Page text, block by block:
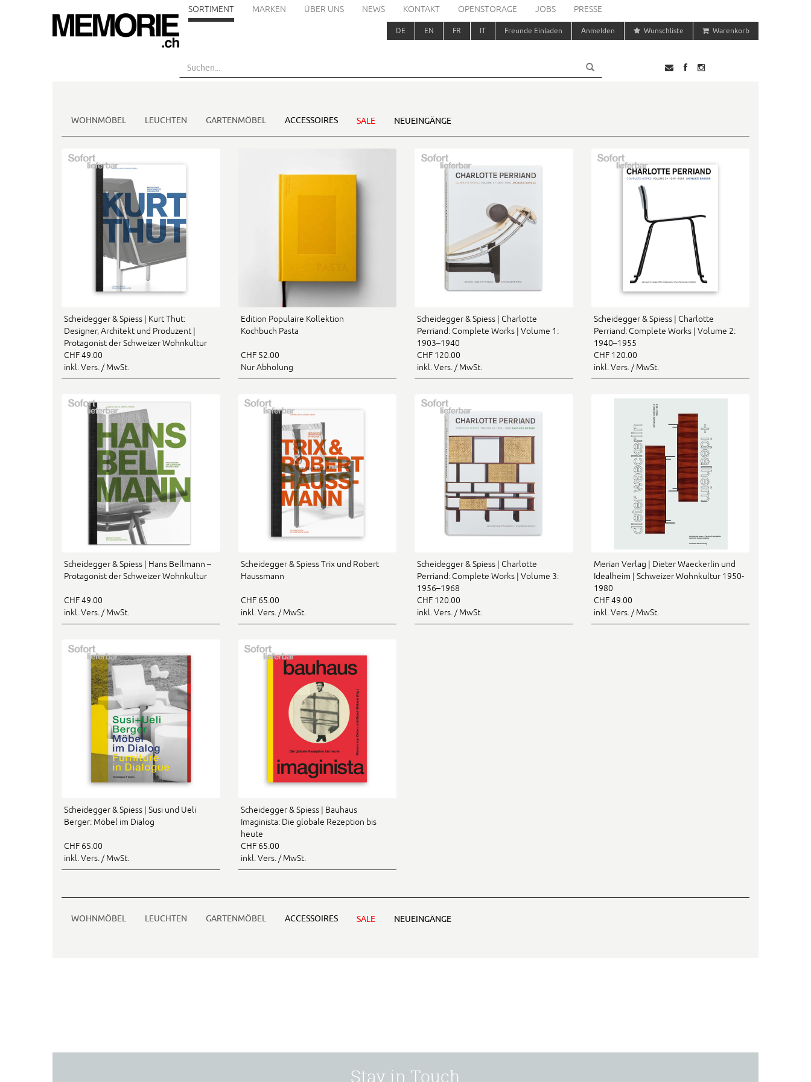
SORTIMENT MARKEN ÜBER UNS NEWS KONTAKT OPENSTORAGE JOBS PRESSE
DE EN FR IT Freunde Einladen Anmelden Wunschliste Warenkorb
WOHNMÖBEL LEUCHTEN GARTENMÖBEL ACCESSOIRES SALE NEUEINGÄNGE
Scheidegger & Spiess | Kurt Thut:
Designer, Architekt und Produzent |
Protagonist der Schweizer Wohnkultur
CHF 49.00
inkl. Vers. / MwSt.
Edition Populaire Kollektion
Kochbuch Pasta
CHF 52.00
Nur Abholung
Scheidegger & Spiess | Charlotte
Perriand: Complete Works | Volume 1:
1903–1940
CHF 120.00
inkl. Vers. / MwSt.
Scheidegger & Spiess | Charlotte
Perriand: Complete Works | Volume 2:
1940–1955
CHF 120.00
inkl. Vers. / MwSt.
Scheidegger & Spiess | Hans Bellmann –
Protagonist der Schweizer Wohnkultur
CHF 49.00
inkl. Vers. / MwSt.
Scheidegger & Spiess Trix und Robert
Haussmann
CHF 65.00
inkl. Vers. / MwSt.
Scheidegger & Spiess | Charlotte
Perriand: Complete Works | Volume 3:
1956–1968
CHF 120.00
inkl. Vers. / MwSt.
Merian Verlag | Dieter Waeckerlin und
Idealheim | Schweizer Wohnkultur 1950-
1980
CHF 49.00
inkl. Vers. / MwSt.
Scheidegger & Spiess | Susi und Ueli
Berger: Möbel im Dialog
CHF 65.00
inkl. Vers. / MwSt.
Scheidegger & Spiess | Bauhaus
Imaginista: Die globale Rezeption bis
heute
CHF 65.00
inkl. Vers. / MwSt.
WOHNMÖBEL LEUCHTEN GARTENMÖBEL ACCESSOIRES SALE NEUEINGÄNGE
Stay in Touch